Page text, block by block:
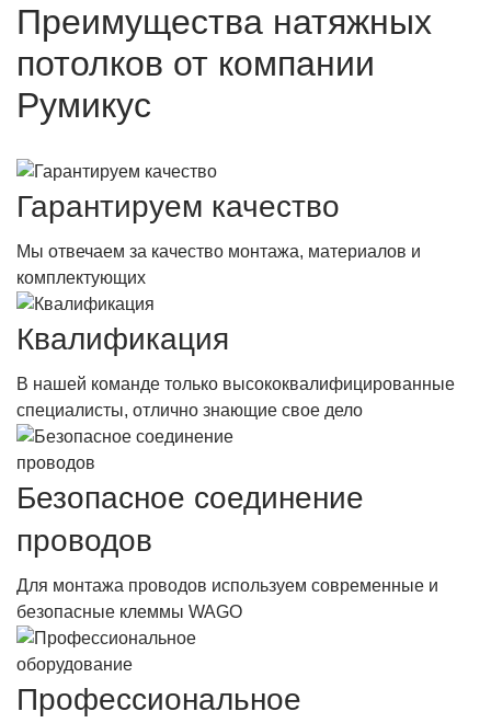
Преимущества натяжных
потолков от компании
Румикус
Гарантируем качество
Мы отвечаем за качество монтажа, материалов и
комплектующих
Квалификация
В нашей команде только высококвалифицированные
специалисты, отлично знающие свое дело
Безопасное соединение
проводов
Для монтажа проводов используем современные и
безопасные клеммы WAGO
Профессиональное